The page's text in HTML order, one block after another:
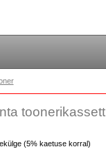
toonerikassett
(5% kaetuse korral)